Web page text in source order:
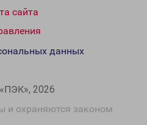
сайта
2026
и охраняются законом
данных